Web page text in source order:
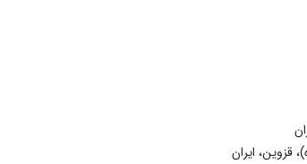
قزوین، ایران